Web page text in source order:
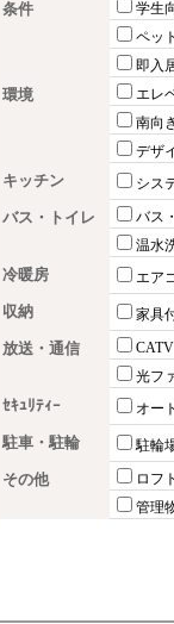
条件 学生
ペッ
即入
環境 エレ
南向
デザ
キッチン シス
バス・トイレ バス
温水
冷暖房 エア
収納 家具
放送・通信 CATV
光フ
ｾｷｭﾘﾃｨｰ オー
駐車・駐輪 駐輪
その他 ロフ
管理